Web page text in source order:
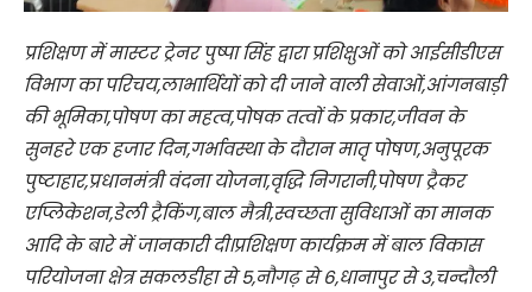
प्रशिक्षण में मास्टर ट्रेनर पुष्पा सिंह द्वारा प्रशिक्षुओं को आईसीडीएस
विभाग का परिचय,लाभार्थियों को दी जाने वाली सेवाओं,आंगनबाड़ी
की भूमिका,पोषण का महत्व,पोषक तत्वों के प्रकार,जीवन के
सुनहरे एक हजार दिन,गर्भावस्था के दौरान मातृ पोषण,अनुपूरक
पुष्टाहार,प्रधानमंत्री वंदना योजना,वृद्धि निगरानी,पोषण ट्रैकर
एप्लिकेशन,डेली ट्रैकिंग,बाल मैत्री,स्वच्छता सुविधाओं का मानक
आदि के बारे में जानकारी दी।प्रशिक्षण कार्यक्रम में बाल विकास
परियोजना क्षेत्र सकलडीहा से 5,नौगढ़ से 6,धानापुर से 3,चन्दौली